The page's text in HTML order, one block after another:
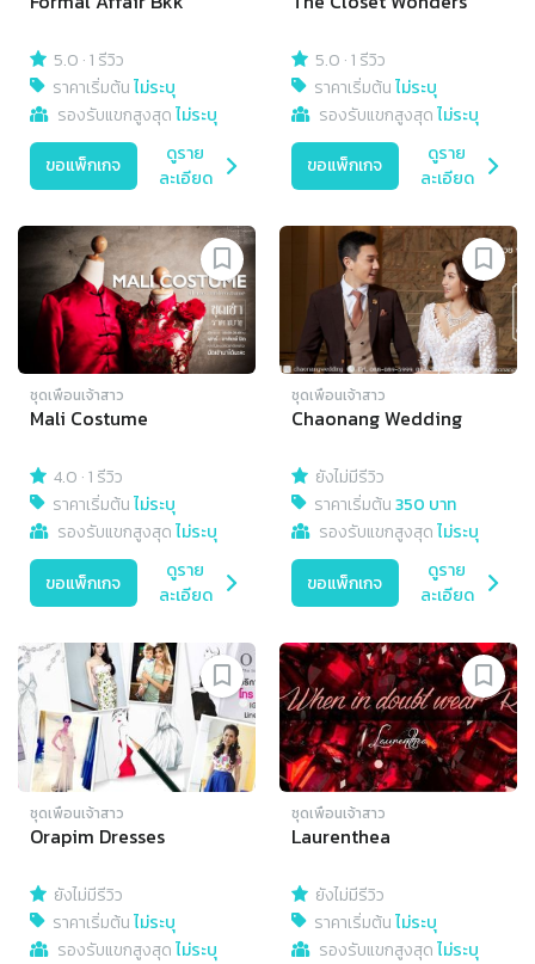
5.0 ·1 รีวิว
ราคาเริ่มต้นไม่ระบุ
รองรับแขกสูงสุดไม่ระบุ
ขอแพ็กเกจ
ดูราย
ละเอียด
5.0 ·1 รีวิว
ราคาเริ่มต้นไม่ระบุ
รองรับแขกสูงสุดไม่ระบุ
ขอแพ็กเกจ
ดูราย
ละเอียด
ชุดเพื่อนเจ้าสาว
Mali Costume
4.0 ·1 รีวิว
ราคาเริ่มต้นไม่ระบุ
รองรับแขกสูงสุดไม่ระบุ
ขอแพ็กเกจ
ดูราย
ละเอียด
ชุดเพื่อนเจ้าสาว
Chaonang Wedding
ยังไม่มีรีวิว
ราคาเริ่มต้น350 บาท
รองรับแขกสูงสุดไม่ระบุ
ขอแพ็กเกจ
ดูราย
ละเอียด
ชุดเพื่อนเจ้าสาว
Orapim Dresses
ยังไม่มีรีวิว
ราคาเริ่มต้นไม่ระบุ
รองรับแขกสูงสุดไม่ระบุ
ชุดเพื่อนเจ้าสาว
Laurenthea
ยังไม่มีรีวิว
ราคาเริ่มต้นไม่ระบุ
รองรับแขกสูงสุดไม่ระบุ